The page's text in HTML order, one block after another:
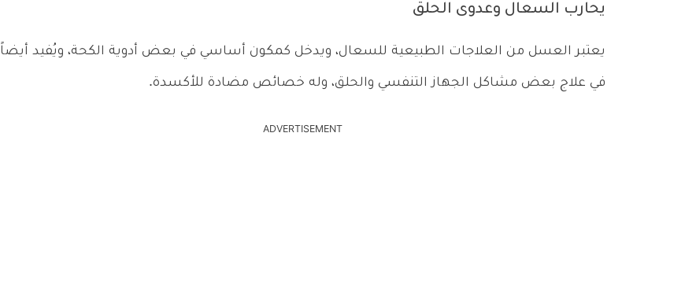
يحارب السعال وعدوى الحلق
يعتبر العسل من العلاجات الطبيعية للسعال، ويدخل كمكون أساسي في بعض أدوية الكحة، ويُفيد أيضاً
في علاج بعض مشاكل الجهاز التنفسي والحلق، وله خصائص مضادة للأكسدة.
ADVERTISEMENT